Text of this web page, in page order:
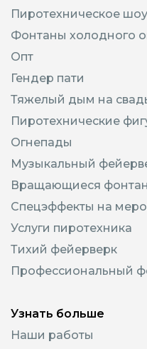
Пиротехническое шоу
Фонтаны холодного
Опт
Гендер пати
Тяжелый дым на
Пиротехнические
Огнепады
Музыкальный
Вращающиеся
Спецэффекты на
Услуги пиротехника
Тихий фейерверк
Профессиональный
Узнать больше
Наши работы